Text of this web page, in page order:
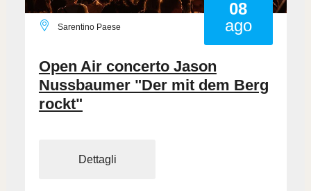
08
ago
Val Sarentino
Alpakatrekking
Dettagli